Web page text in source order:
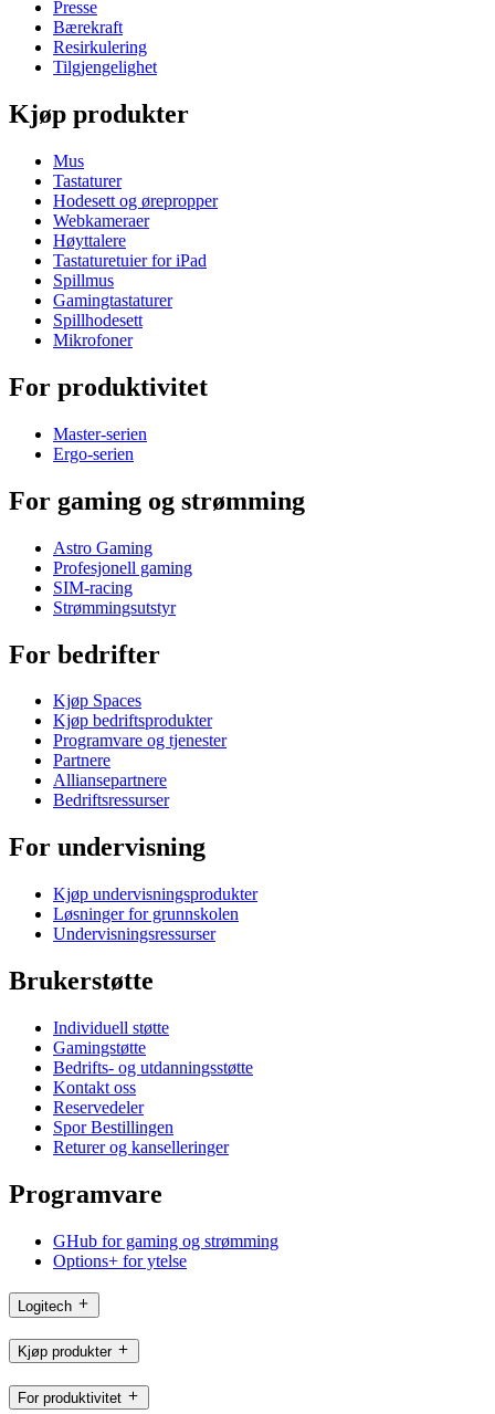
Presse
Bærekraft
Resirkulering
Tilgjengelighet
Kjøp produkter
Mus
Tastaturer
Hodesett og ørepropper
Webkameraer
Høyttalere
Tastaturetuier for iPad
Spillmus
Gamingtastaturer
Spillhodesett
Mikrofoner
For produktivitet
Master-serien
Ergo-serien
For gaming og strømming
Astro Gaming
Profesjonell gaming
SIM-racing
Strømmingsutstyr
For bedrifter
Kjøp Spaces
Kjøp bedriftsprodukter
Programvare og tjenester
Partnere
Alliansepartnere
Bedriftsressurser
For undervisning
Kjøp undervisningsprodukter
Løsninger for grunnskolen
Undervisningsressurser
Brukerstøtte
Individuell støtte
Gamingstøtte
Bedrifts- og utdanningsstøtte
Kontakt oss
Reservedeler
Spor Bestillingen
Returer og kanselleringer
Programvare
GHub for gaming og strømming
Options+ for ytelse
Logitech
Kjøp produkter
For produktivitet